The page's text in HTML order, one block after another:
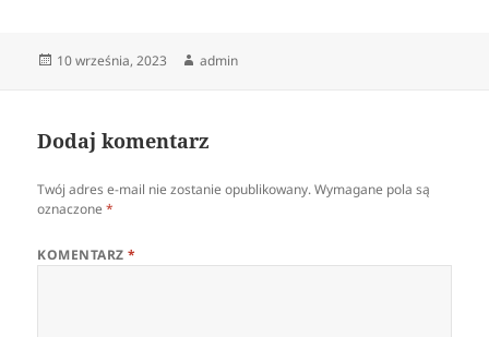
Data
10 września, 2023 Autor
admin
Dodaj komentarz
Twój adres e-mail nie zostanie opublikowany. Wymagane pola są
oznaczone*
KOMENTARZ*